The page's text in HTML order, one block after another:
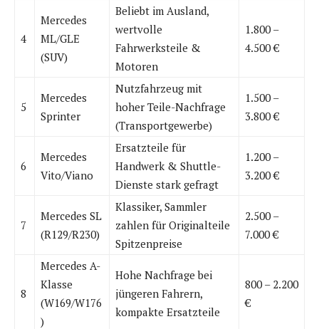
4
Mercedes
ML/GLE
(SUV)
Beliebt im Ausland,
wertvolle
Fahrwerksteile &
Motoren
1.800 –
4.500 €
5
Mercedes
Sprinter
Nutzfahrzeug mit
hoher Teile-Nachfrage
(Transportgewerbe)
1.500 –
3.800 €
6
Mercedes
Vito/Viano
Ersatzteile für
Handwerk & Shuttle-
Dienste stark gefragt
1.200 –
3.200 €
7
Mercedes SL
(R129/R230)
Klassiker, Sammler
zahlen für Originalteile
Spitzenpreise
2.500 –
7.000 €
8
Mercedes A-
Klasse
(W169/W176
)
Hohe Nachfrage bei
jüngeren Fahrern,
kompakte Ersatzteile
800 – 2.200
€